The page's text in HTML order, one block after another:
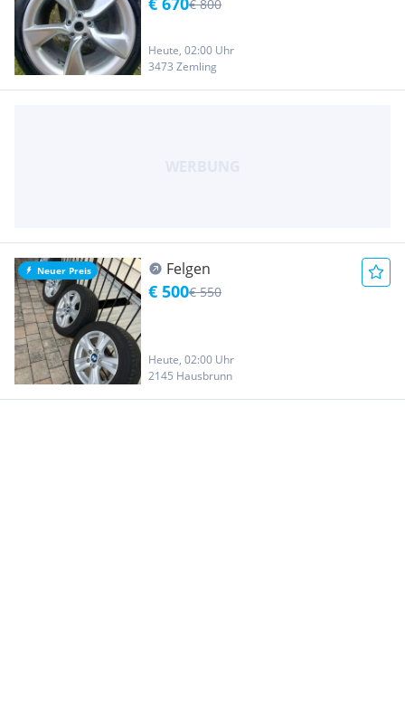
€ 800
Heute, 02:00 Uhr
3473 Zemling
Neuer Preis Felgen
€ 500€ 550
Heute, 02:00 Uhr
2145 Hausbrunn